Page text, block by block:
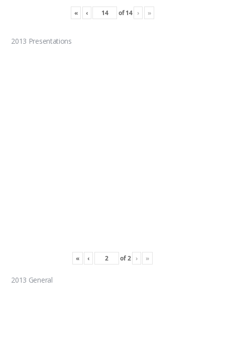
« ‹ of14 › »
2013 Presentations
« ‹ of2 › »
2013 General